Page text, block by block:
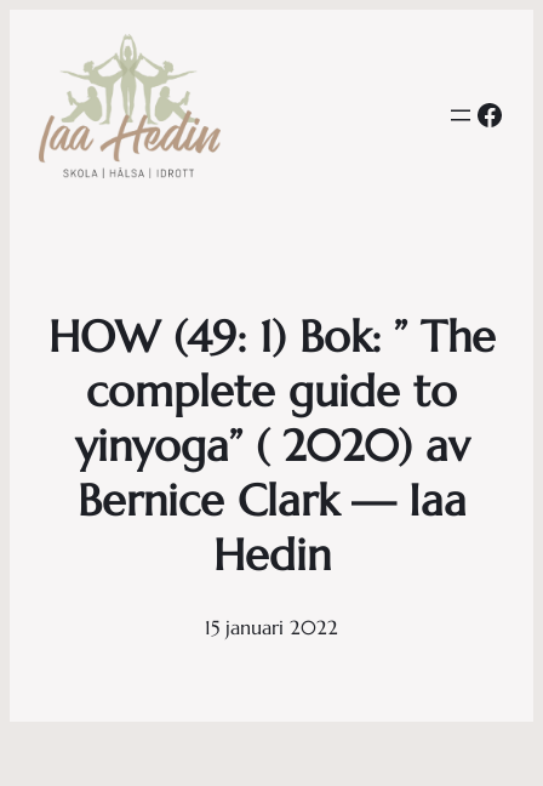
HOW (49: 1) Bok: ” The
complete guide to
yinyoga” ( 2020) av
Bernice Clark — Iaa
Hedin
15 januari 2022